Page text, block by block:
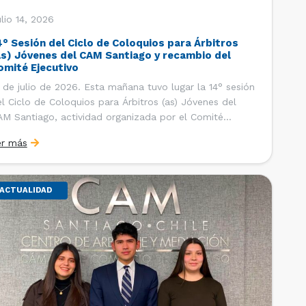
14, 2026
Sesión del Ciclo de Coloquios para Árbitros
Jóvenes del CAM Santiago y recambio del
Ejecutivo
de julio de 2026. Esta mañana tuvo lugar la 14° sesión
Ciclo de Coloquios para Árbitros (as) Jóvenes del
Santiago, actividad organizada por el Comité
y Relaciones Internacionales del Centro, con la
de que los integrantes […]
más
ACTUALIDAD